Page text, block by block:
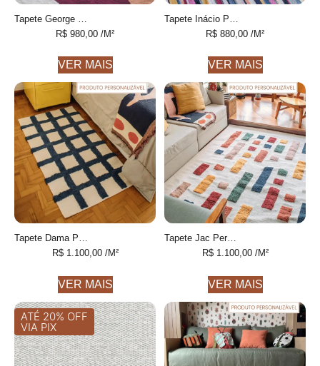
R$ 980,00 /M²
VER MAIS
R$ 880,00 /M²
VER MAIS
Tapete Dama Personalizável Xadrez feito à mão, 100% algodão reciclado
R$1.100,00/M²
VER MAIS
Tapete Jac Personalizável Geométrico colorido feito à mão
R$1.100,00/M²
VER MAIS
ATÉ 20% OFF
VIA PIX